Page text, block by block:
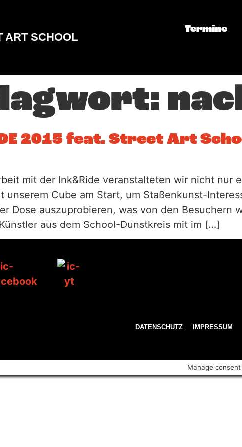
ART SCHOOL
Termine
2015 feat. Street Art
mit der Ink&Ride veranstalteten wir nicht
unserem Cube am Start, um Staßenkunst-
Dose auszuprobieren, was von den Besuchern
aus dem School-Dunstkreis mit im […]
DATENSCHUTZ IMPRESSUM
Manage consent